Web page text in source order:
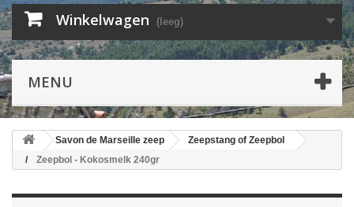
Winkelwagen (leeg)
MENU
Savon de Marseille zeep
Zeepstang of Zeepbol
Zeepbol - Kokosmelk 240gr